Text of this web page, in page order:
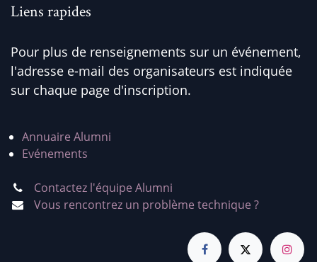
Liens rapides
Pour plus de renseignements sur un événement,
l'adresse e-mail des organisateurs est indiquée
sur chaque page d'inscription.
Annuaire Alumni
Evénements
Contactez l'équipe Alumni
Vous rencontrez un problème technique ?